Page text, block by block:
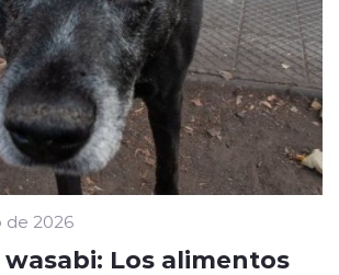
de 2026
Los alimentos